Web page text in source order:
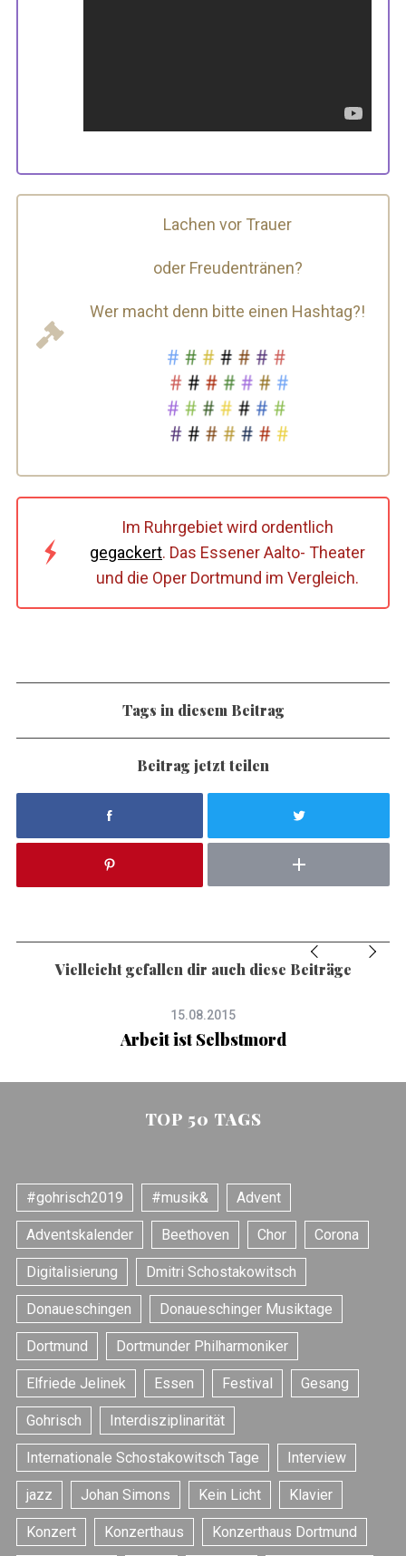
Lachen vor Trauer
oder Freudentränen?
Wer macht denn bitte einen Hashtag?!
Im Ruhrgebiet wird ordentlich
gegackert. Das Essener Aalto- Theater
und die Oper Dortmund im Vergleich.
Tags in diesem Beitrag
Beitrag jetzt teilen
Vielleicht gefallen dir auch diese Beiträge
15.08.2015
Arbeit ist Selbstmord
TOP 50 TAGS
#gohrisch2019 #musik& Advent
Adventskalender Beethoven Chor Corona
Digitalisierung Dmitri Schostakowitsch
Donaueschingen Donaueschinger Musiktage
Dortmund Dortmunder Philharmoniker
Elfriede Jelinek Essen Festival Gesang
Gohrisch Interdisziplinarität
Internationale Schostakowitsch Tage Interview
jazz Johan Simons Kein Licht Klavier
Konzert Konzerthaus Konzerthaus Dortmund